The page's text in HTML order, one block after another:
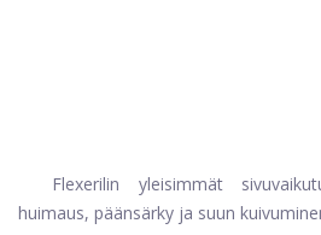
Flexerilin yleisimmät
huimaus, päänsärky ja suun